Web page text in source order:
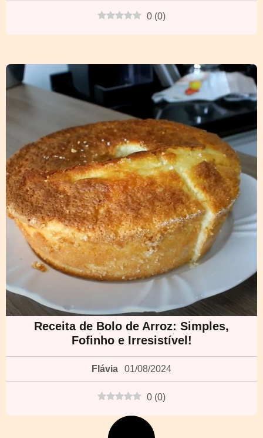
0 (0)
Receita de Bolo de Arroz: Simples,
Fofinho e Irresistível!
Flávia 01/08/2024
0 (0)